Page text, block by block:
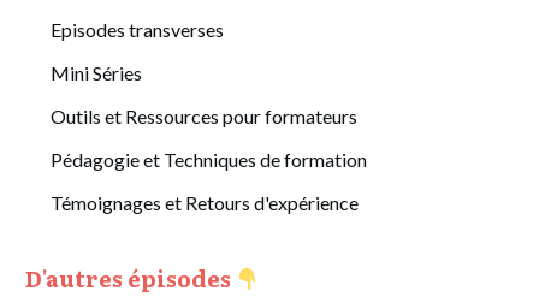
Episodes transverses
Mini Séries
Outils et Ressources pour formateurs
Pédagogie et Techniques de formation
Témoignages et Retours d'expérience
D'autres épisodes